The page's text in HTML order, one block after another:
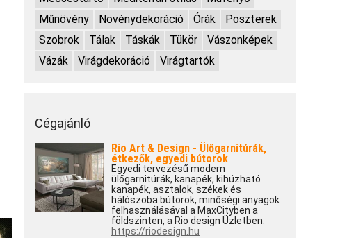
Műnövény
Növénydekoráció Órák
Poszterek
Szobrok
Tálak Táskák Tükör
Vászonképek
Vázák
Virágdekoráció Virágtartók
Cégajánló
Rio Art & Design - Ülőgarnitúrák,
étkezők, egyedi bútorok
Egyedi tervezésű modern
ülőgarnitúrák, kanapék, kihúzható
kanapék, asztalok, székek és
hálószoba bútorok, minőségi anyagok
felhasználásával a MaxCityben a
földszinten, a Rio design Üzletben.
https://riodesign.hu